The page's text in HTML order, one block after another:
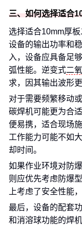
三、如何选择适合
选择适合10mm厚
设备的输出功率和
入，设备应具备足
弧性能。逆变式二
求，因其输出波形
对于需要频繁移动
碳焊机可能更为合
便易携，适合现场
工作能力可能不如
却时间。
如果作业环境对防
则应优先考虑防爆
上考虑了安全性能
最后，设备的配套
和消溶球功能的焊